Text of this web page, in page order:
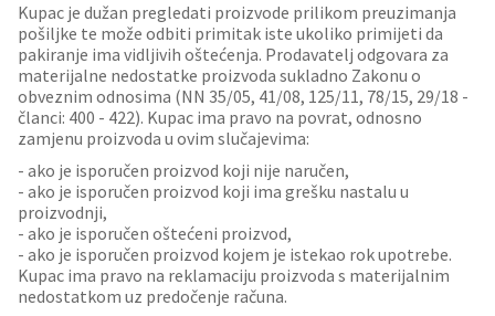
Kupac je dužan pregledati proizvode prilikom preuzimanja
pošiljke te može odbiti primitak iste ukoliko primijeti da
pakiranje ima vidljivih oštećenja. Prodavatelj odgovara za
materijalne nedostatke proizvoda sukladno Zakonu o
obveznim odnosima (NN 35/05, 41/08, 125/11, 78/15, 29/18 -
članci: 400 - 422). Kupac ima pravo na povrat, odnosno
zamjenu proizvoda u ovim slučajevima:
- ako je isporučen proizvod koji nije naručen,
- ako je isporučen proizvod koji ima grešku nastalu u
proizvodnji,
- ako je isporučen oštećeni proizvod,
- ako je isporučen proizvod kojem je istekao rok upotrebe.
Kupac ima pravo na reklamaciju proizvoda s materijalnim
nedostatkom uz predočenje računa.